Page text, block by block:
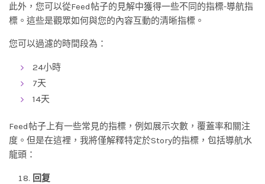
此外，您可以從Feed帖子的見解中獲得一些不同的指標-導航指
標。這些是觀眾如何與您的內容互動的清晰指標。
您可以過濾的時間段為：
24小時
7天
14天
Feed帖子上有一些常見的指標，例如展示次數，覆蓋率和關注
度。但是在這裡，我將僅解釋特定於Story的指標，包括導航水
龍頭：
回复